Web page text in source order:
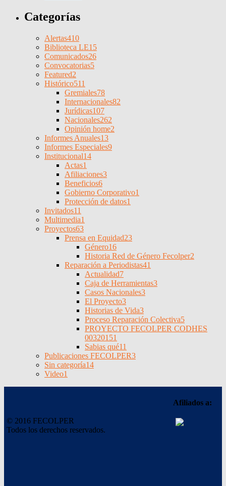
Categorías
Alertas410
Biblioteca LE15
Comunicados26
Convocatorias5
Featured2
Histórico511
Gremiales78
Internacionales82
Jurídicas107
Nacionales262
Opinión home2
Informes Anuales13
Informes Especiales9
Institucional14
Actas1
Afiliaciones3
Beneficios6
Gobierno Corporativo1
Protección de datos1
Invitados11
Multimedia1
Proyectos63
Prensa en Equidad23
Género16
Historia Red de Género Fecolper2
Reparación a Periodistas41
Actualidad7
Caja de Herramientas3
Casos Nacionales3
El Proyecto3
Historias de Vida3
Proceso Reparación Colectiva5
PROYECTO FECOLPER CODHES
00320151
Sabias qué11
Publicaciones FECOLPER3
Sin categoría14
Video1
© 2016 FECOLPER
Todos los derechos reservados.
Afiliados a: